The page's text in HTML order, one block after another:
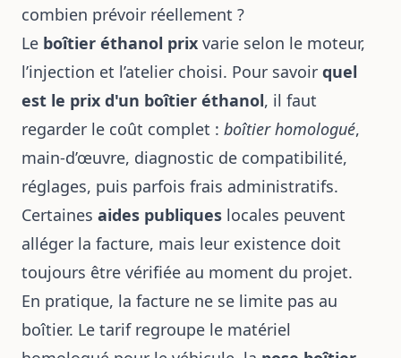
combien prévoir réellement ?
Le boîtier éthanol prix varie selon le moteur,
l’injection et l’atelier choisi. Pour savoir quel
est le prix d'un boîtier éthanol, il faut
regarder le coût complet : boîtier homologué,
main-d’œuvre, diagnostic de compatibilité,
réglages, puis parfois frais administratifs.
Certaines aides publiques locales peuvent
alléger la facture, mais leur existence doit
toujours être vérifiée au moment du projet.
En pratique, la facture ne se limite pas au
boîtier. Le tarif regroupe le matériel